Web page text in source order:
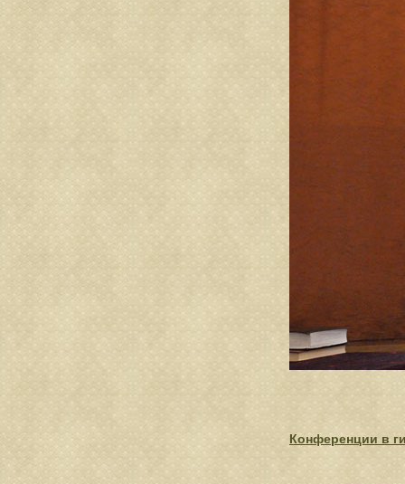
Конференции в